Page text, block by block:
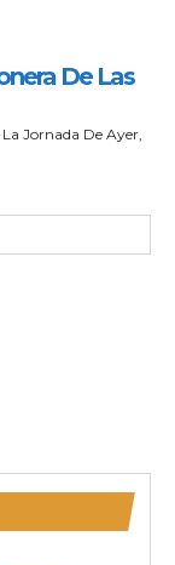
De Las
Jornada De Ayer,